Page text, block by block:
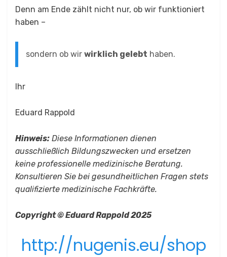
Denn am Ende zählt nicht nur, ob wir funktioniert
haben –
sondern ob wir wirklich gelebt haben.
Ihr
Eduard Rappold
Hinweis: Diese Informationen dienen
ausschließlich Bildungszwecken und ersetzen
keine professionelle medizinische Beratung.
Konsultieren Sie bei gesundheitlichen Fragen stets
qualifizierte medizinische Fachkräfte.
Copyright © Eduard Rappold 2025
http://nugenis.eu/shop